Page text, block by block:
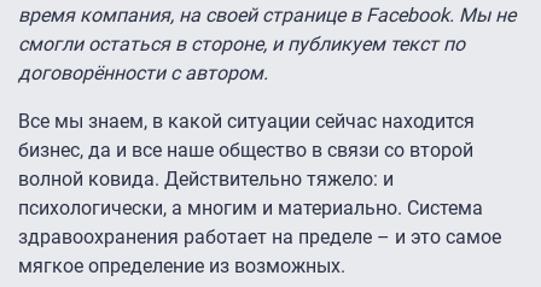
время компания, на своей странице в Facebook. Мы не
смогли остаться в стороне, и публикуем текст по
договорённости с автором.
Все мы знаем, в какой ситуации сейчас находится
бизнес, да и все наше общество в связи со второй
волной ковида. Действительно тяжело: и
психологически, а многим и материально. Система
здравоохранения работает на пределе – и это самое
мягкое определение из возможных.